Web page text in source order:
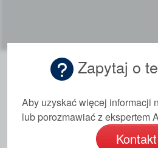
Zapytaj o
Aby uzyskać więcej informacji
lub porozmawiać z ekspertem
Kontakt